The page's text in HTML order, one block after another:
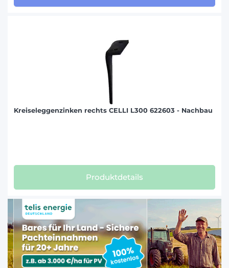
Kreiseleggenzinken rechts CELLI L300 622603 - Nachbau
Produktdetails